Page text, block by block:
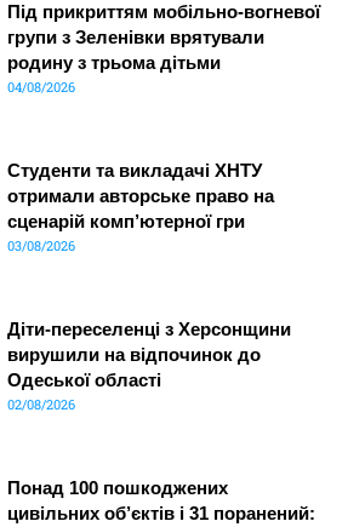
Під прикриттям мобільно-вогневої
групи з Зеленівки врятували
родину з трьома дітьми
04/08/2026
Студенти та викладачі ХНТУ
отримали авторське право на
сценарій комп’ютерної гри
03/08/2026
Діти-переселенці з Херсонщини
вирушили на відпочинок до
Одеської області
02/08/2026
Понад 100 пошкоджених
цивільних об’єктів і 31 поранений: